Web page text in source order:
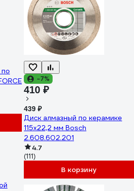
-7%
410 ₽
439 ₽
Диск алмазный по керамике
115х22,2 мм Bosch
2.608.602.201
4.7
(111)
В корзину